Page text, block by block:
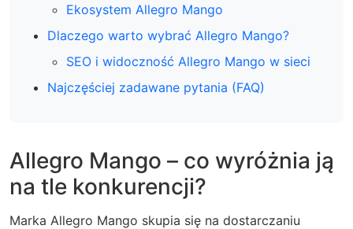
Ekosystem Allegro Mango
Dlaczego warto wybrać Allegro Mango?
SEO i widoczność Allegro Mango w sieci
Najczęściej zadawane pytania (FAQ)
Allegro Mango – co wyróżnia ją
na tle konkurencji?
Marka Allegro Mango skupia się na dostarczaniu